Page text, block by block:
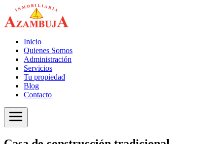
Inicio
Quienes Somos
Administración
Servicios
Tu propiedad
Blog
Contacto